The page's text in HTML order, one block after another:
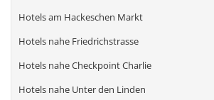
Hotels am Hackeschen Markt
Hotels nahe Friedrichstrasse
Hotels nahe Checkpoint Charlie
Hotels nahe Unter den Linden